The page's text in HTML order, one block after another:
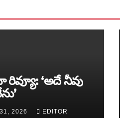
‘అదే నీవు
2026 EDITOR